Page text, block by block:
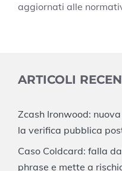
aggiornati alle
ARTICOLI
Zcash Ironwood:
la verifica pubblica
Caso Coldcard: falla
phrase e mette a